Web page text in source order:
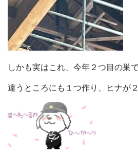
しかも実はこれ、今年２つ目の巣
違うところにも１つ作り、ヒナが